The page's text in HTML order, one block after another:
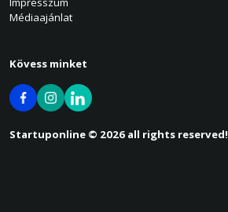
Médiaajánlat
Kövess minket
Startuponline © 2026 all rights reserved!